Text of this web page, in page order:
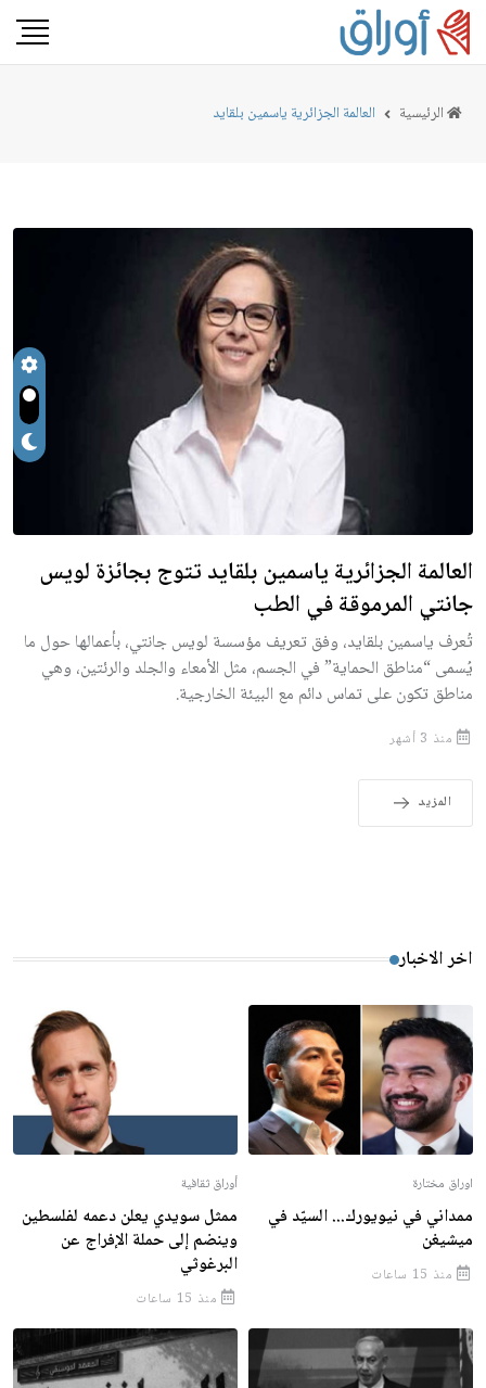
الرئيسية العالمة الجزائرية ياسمين بلقايد
العالمة الجزائرية ياسمين بلقايد تتوج بجائزة لويس
جانتي المرموقة في الطب
تُعرف ياسمين بلقايد، وفق تعريف مؤسسة لويس جانتي، بأعمالها حول ما
يُسمى “مناطق الحماية” في الجسم، مثل الأمعاء والجلد والرئتين، وهي
مناطق تكون على تماس دائم مع البيئة الخارجية.
منذ 3 أشهر
المزيد
اخر الاخبار
اوراق مختارة
ممداني في نيويورك... السيّد في
ميشيغن
منذ 15 ساعات
أوراق ثقافية
ممثل سويدي يعلن دعمه لفلسطين
وينضم إلى حملة الإفراج عن
البرغوثي
منذ 15 ساعات